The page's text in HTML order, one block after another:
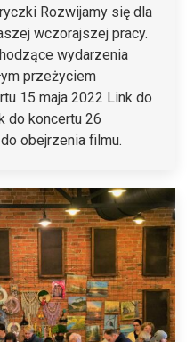
Rozwijamy się dla
wczorajszej pracy.
wydarzenia
przeżyciem
15 maja 2022 Link do
do koncertu 26
obejrzenia filmu.